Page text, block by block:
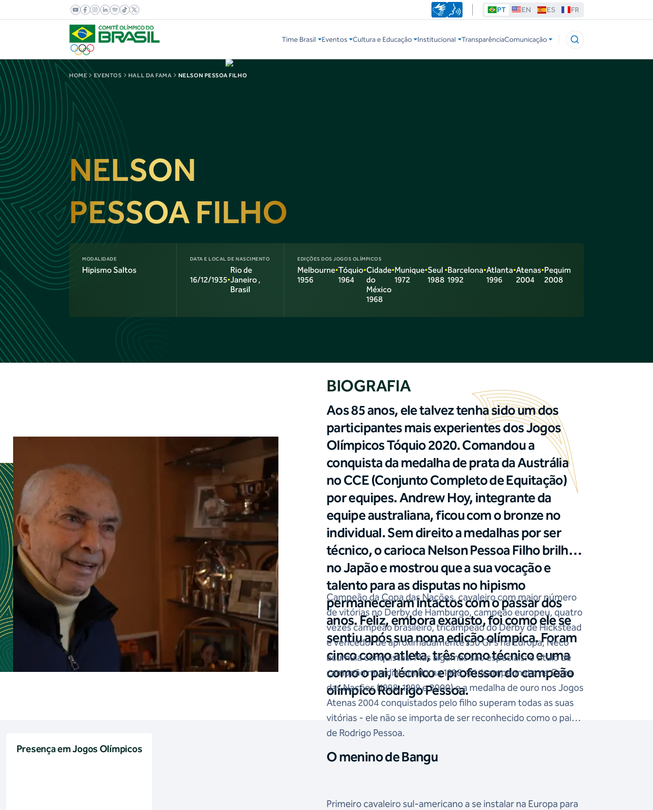
PT EN ES FR
Time Brasil Eventos Cultura e Educação Institucional TransparênciaComunicação
HOME EVENTOS HALL DA FAMA NELSON PESSOA FILHO
NELSON
PESSOA FILHO
MODALIDADE
Hipismo Saltos
DATA E LOCAL DE NASCIMENTO
16/12/1935•
Rio de
Janeiro ,
Brasil
EDIÇÕES DOS JOGOS OLÍMPICOS
Melbourne
1956
•Tóquio
1964
•Cidade
do
México
1968
•Munique
1972
•Seul
1988
•Barcelona
1992
•Atlanta
1996
•Atenas
2004
•Pequim
2008
BIOGRAFIA
Aos 85 anos, ele talvez tenha sido um dos
participantes mais experientes dos Jogos
Olímpicos Tóquio 2020. Comandou a
conquista da medalha de prata da Austrália
no CCE (Conjunto Completo de Equitação)
por equipes. Andrew Hoy, integrante da
equipe australiana, ficou com o bronze no
individual. Sem direito a medalhas por ser
técnico, o carioca Nelson Pessoa Filho brilhou
no Japão e mostrou que a sua vocação e
talento para as disputas no hipismo
permaneceram intactos com o passar dos
anos. Feliz, embora exausto, foi como ele se
sentiu após sua nona edição olímpica. Foram
cinco como atleta, três como técnico e uma
como o pai, técnico e professor do campeão
olímpico Rodrigo Pessoa.
Campeão da Copa das Nações, cavaleiro com maior número
de vitórias no Derby de Hamburgo, campeão europeu, quatro
vezes campeão brasileiro, tricampeão do Derby de Hickstead
e vencedor de aproximadamente 150 GPs na Europa, Neco
acumula conquistas. Mas algumas são especiais: o título de
campeão mundial em Roma 1998, o tricampeonato na Copa
das Nações (1998, 1999 e 2000) e a medalha de ouro nos Jogos
Atenas 2004 conquistados pelo filho superam todas as suas
vitórias - ele não se importa de ser reconhecido como o pai
de Rodrigo Pessoa.
O menino de Bangu
Primeiro cavaleiro sul-americano a se instalar na Europa para
Presença em Jogos Olímpicos